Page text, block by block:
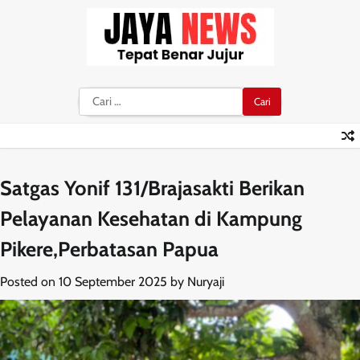
Cari
untuk:
Satgas Yonif 131/Brajasakti Berikan
Pelayanan Kesehatan di Kampung
Pikere,Perbatasan Papua
Posted on 10 September 2025 by Nuryaji